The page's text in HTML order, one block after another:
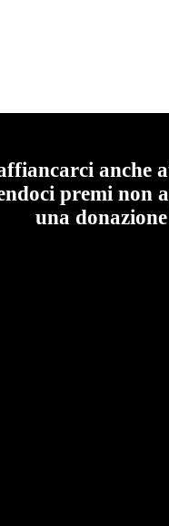
anche
premi non
una